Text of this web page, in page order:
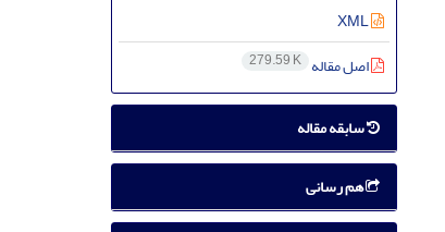
XML
اصل مقاله 279.59 K
سابقه مقاله
هم رسانی